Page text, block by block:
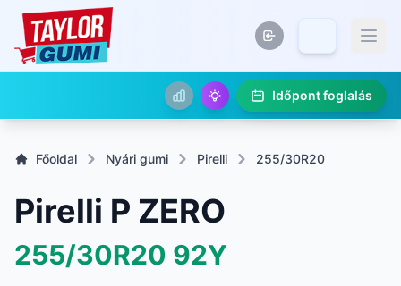
Időpont foglalás
Főoldal Nyári gumi Pirelli 255/30R20
Pirelli P ZERO
255/30R20 92Y